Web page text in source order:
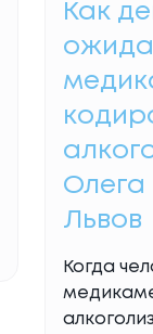
Как
Олега
Львов
Когда